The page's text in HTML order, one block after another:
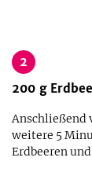
2
200 g
Anschließend
weitere 5
Erdbeeren